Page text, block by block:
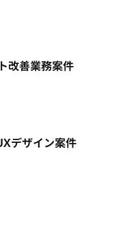
改善業務案件
デザイン案件